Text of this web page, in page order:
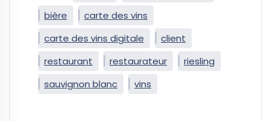
bière
carte des vins
carte des vins digitale
client
restaurant
restaurateur
riesling
sauvignon blanc
vins